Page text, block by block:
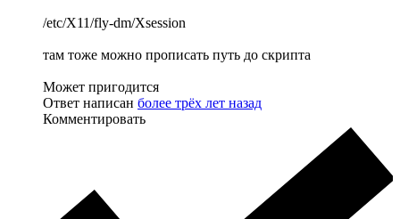
/etc/X11/fly-dm/Xsession
там тоже можно прописать путь до скрипта
Может пригодится
Ответ написан более трёх лет назад
Комментировать